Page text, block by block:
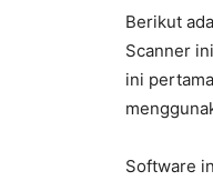
Berikut
Scanner
ini
Software